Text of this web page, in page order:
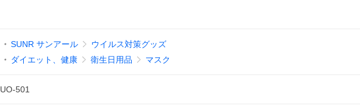
SUNR サンアール
ウイルス対策グッズ
ダイエット、健康
衛生日用品 マスク
UO-501